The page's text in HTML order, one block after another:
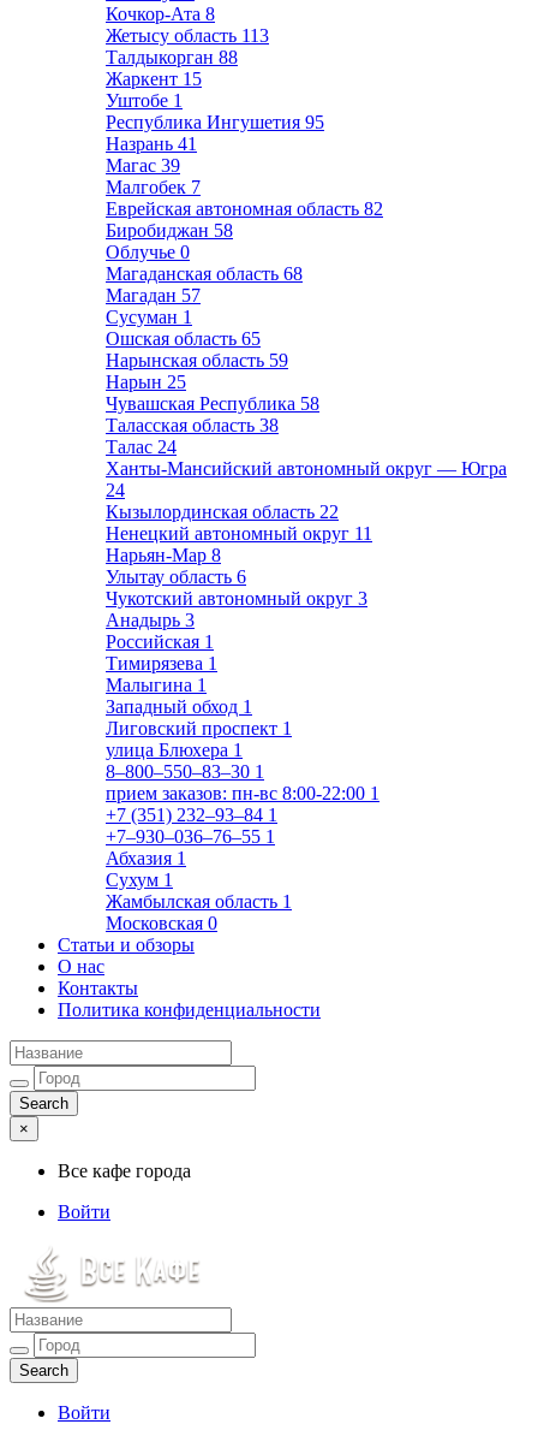
Кочкор-Ата 8
Жетысу область 113
Талдыкорган 88
Жаркент 15
Уштобе 1
Республика Ингушетия 95
Назрань 41
Магас 39
Малгобек 7
Еврейская автономная область 82
Биробиджан 58
Облучье 0
Магаданская область 68
Магадан 57
Сусуман 1
Ошская область 65
Нарынская область 59
Нарын 25
Чувашская Республика 58
Таласская область 38
Талас 24
Ханты-Мансийский автономный округ — Югра
24
Кызылординская область 22
Ненецкий автономный округ 11
Нарьян-Мар 8
Улытау область 6
Чукотский автономный округ 3
Анадырь 3
Российская 1
Тимирязева 1
Малыгина 1
Западный обход 1
Лиговский проспект 1
улица Блюхера 1
8‒800‒550‒83‒30 1
прием заказов: пн-вс 8:00-22:00 1
+7 (351) 232‒93‒84 1
+7‒930‒036‒76‒55 1
Абхазия 1
Сухум 1
Жамбылская область 1
Московская 0
Статьи и обзоры
О нас
Контакты
Политика конфиденциальности
×
Все кафе города
Войти
Все кафе города
Каталог хороших кафе
Войти